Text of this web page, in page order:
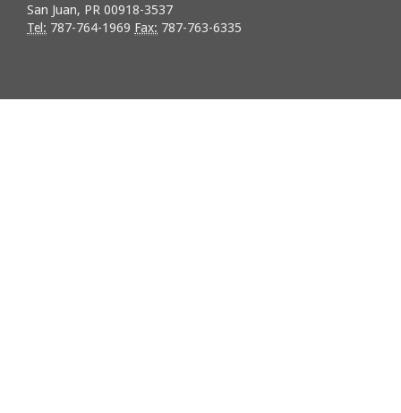
San Juan, PR 00918-3537
Tel: 787-764-1969 Fax: 787-763-6335